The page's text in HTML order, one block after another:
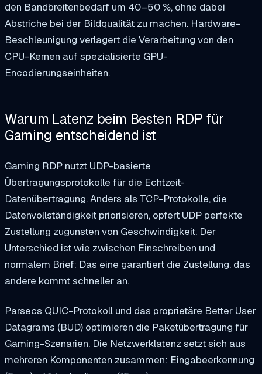
den Bandbreitenbedarf um 40–50 %, ohne dabei
Abstriche bei der Bildqualität zu machen. Hardware-
Beschleunigung verlagert die Verarbeitung von den
CPU-Kernen auf spezialisierte GPU-
Encodierungseinheiten.
Warum Latenz beim Besten RDP für
Gaming entscheidend ist
Gaming RDP nutzt UDP-basierte
Übertragungsprotokolle für die Echtzeit-
Datenübertragung. Anders als TCP-Protokolle, die
Datenvollständigkeit priorisieren, opfert UDP perfekte
Zustellung zugunsten von Geschwindigkeit. Der
Unterschied ist wie zwischen Einschreiben und
normalem Brief: Das eine garantiert die Zustellung, das
andere kommt schneller an.
Parsecs QUIC-Protokoll und das proprietäre Better User
Datagrams (BUD) optimieren die Paketübertragung für
Gaming-Szenarien. Die Netzwerklatenz setzt sich aus
mehreren Komponenten zusammen: Eingabeerkennung